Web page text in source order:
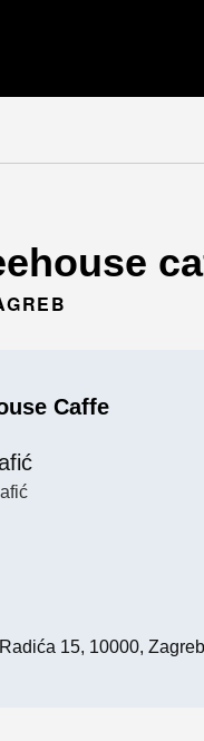
Caffe
15, 10000, Zagreb